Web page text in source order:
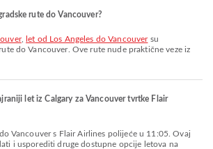
rute do Vancouver?
, let od Los Angeles do Vancouversu
do Vancouver. Ove rute nude praktične veze iz
let iz Calgary za Vancouver tvrtke Flair
i usporediti druge dostupne opcije letova na